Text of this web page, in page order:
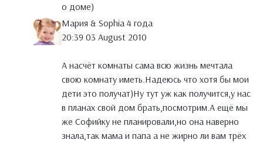
о доме)
Мария & Sophia 4 года
20:39 03 August 2010
А насчёт комнаты сама всю жизнь мечтала
свою комнату иметь.Надеюсь что хотя бы мои
дети это получат)Ну тут уж как получится,у нас
в планах свой дом брать,посмотрим.А ещё мы
же Софийку не планировали,но она наверно
знала,так мама и папа а не жирно ли вам трёх